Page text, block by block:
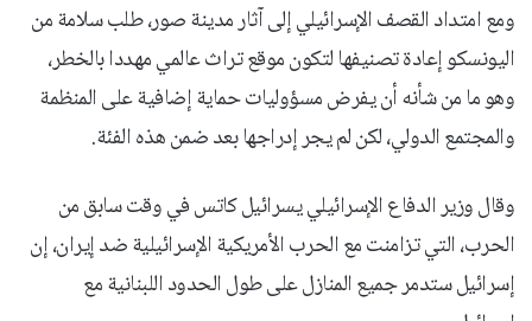
ومع امتداد القصف الإسرائيلي إلى آثار مدينة صور، طلب سلامة من
اليونسكو إعادة تصنيفها لتكون موقع تراث عالمي مهددا بالخطر،
وهو ما من شأنه أن يفرض مسؤوليات حماية إضافية على المنظمة
والمجتمع الدولي، لكن لم يجر إدراجها بعد ضمن هذه الفئة.
وقال وزير الدفاع الإسرائيلي يسرائيل كاتس في وقت سابق من
الحرب، التي تزامنت مع الحرب الأمريكية الإسرائيلية ضد إيران، إن
إسرائيل ستدمر جميع المنازل على طول الحدود اللبنانية مع